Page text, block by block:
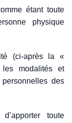
étant toute
physique
(ci-après la «
modalités et
des
toute